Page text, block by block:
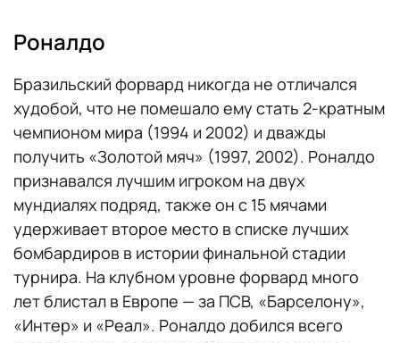
Роналдо
Бразильский форвард никогда не отличался
худобой, что не помешало ему стать 2-кратным
чемпионом мира (1994 и 2002) и дважды
получить «Золотой мяч» (1997, 2002). Роналдо
признавался лучшим игроком на двух
мундиалях подряд, также он с 15 мячами
удерживает второе место в списке лучших
бомбардиров в истории финальной стадии
турнира. На клубном уровне форвард много
лет блистал в Европе — за ПСВ, «Барселону»,
«Интер» и «Реал». Роналдо добился всего